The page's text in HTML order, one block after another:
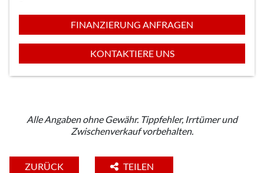
FINANZIERUNG ANFRAGEN
KONTAKTIERE UNS
Alle Angaben ohne Gewähr. Tippfehler, Irrtümer und
Zwischenverkauf vorbehalten.
ZURÜCK TEILEN